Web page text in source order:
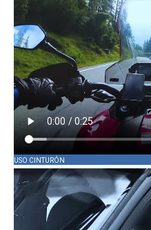
USO CINTURÓN